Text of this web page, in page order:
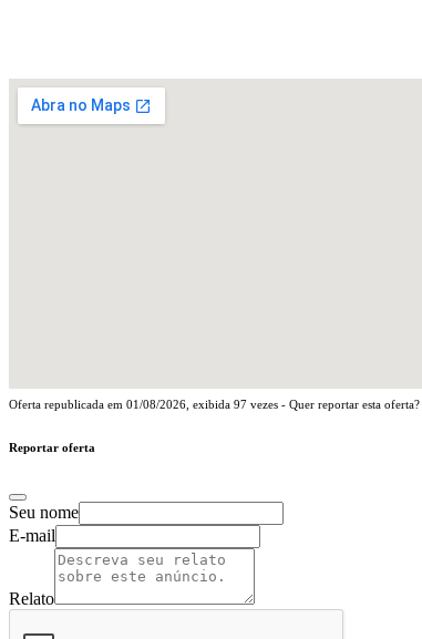
Oferta republicada em 01/08/2026 , exibida 97 vezes - Quer reportar esta oferta?
Reportar oferta
Seu nome
E-mail
Relato